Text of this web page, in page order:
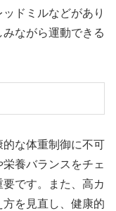
ドミルなどがあり
ながら運動できる
な体重制御に不可
養バランスをチェ
です。また、高カ
を見直し、健康的